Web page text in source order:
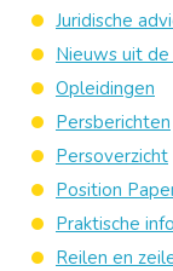
Juridische
Nieuws uit
Opleidingen
Persberichten
Persoverzicht
Position
Praktische info
Reilen en